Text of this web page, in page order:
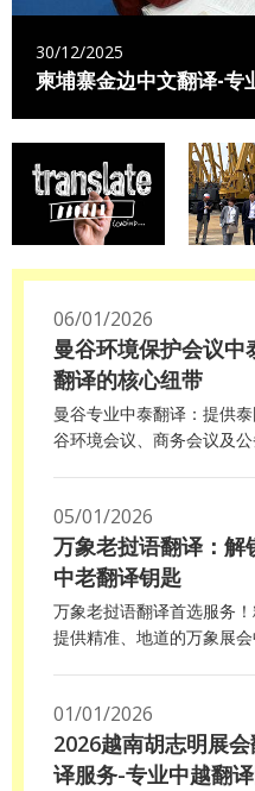
30/12/2025
06/01/2026
曼谷环境保护会议
翻译的核心纽带
曼谷专业中泰翻译：提供
谷环境会议、商务会议及
05/01/2026
万象老挝语翻译：解
中老翻译钥匙
万象老挝语翻译首选服务
提供精准、地道的万象展
开拓市场。立即获取可靠的
01/01/2026
2026越南胡志明展
译服务-专业中越翻